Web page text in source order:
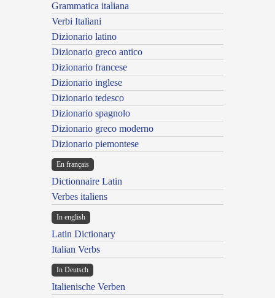
Grammatica italiana
Verbi Italiani
Dizionario latino
Dizionario greco antico
Dizionario francese
Dizionario inglese
Dizionario tedesco
Dizionario spagnolo
Dizionario greco moderno
Dizionario piemontese
En français
Dictionnaire Latin
Verbes italiens
In english
Latin Dictionary
Italian Verbs
In Deutsch
Italienische Verben